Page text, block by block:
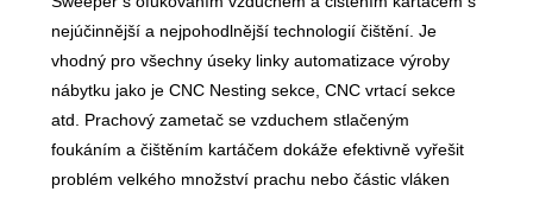
nejúčinnější a nejpohodlnější technologií čištění. Je
vhodný pro všechny úseky linky automatizace výroby
nábytku jako je CNC Nesting sekce, CNC vrtací sekce
atd. Prachový zametač se vzduchem stlačeným
foukáním a čištěním kartáčem dokáže efektivně vyřešit
problém velkého množství prachu nebo částic vláken